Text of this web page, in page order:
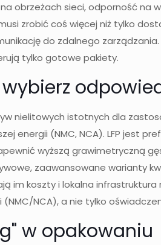
obrzeżach sieci, odporność
zrobić coś więcej niż tylko
do zdalnego
tylko gotowe pakiety.
nielitowych istotnych dla
energii (NMC, NCA). LFP
wyższą grawimetryczną
zaawansowane warianty
im koszty i lokalna
NCA), a nie tylko
w opakowaniu